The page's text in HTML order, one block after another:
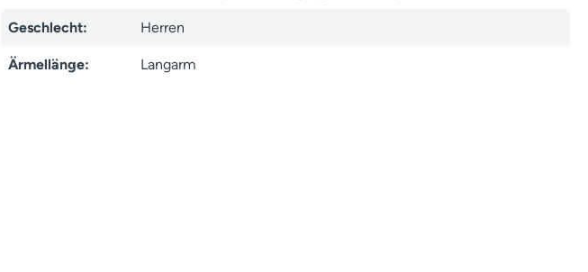
Geschlecht: Herren
Ärmellänge: Langarm